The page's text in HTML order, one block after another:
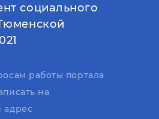
социального
работы портала
на
адрес